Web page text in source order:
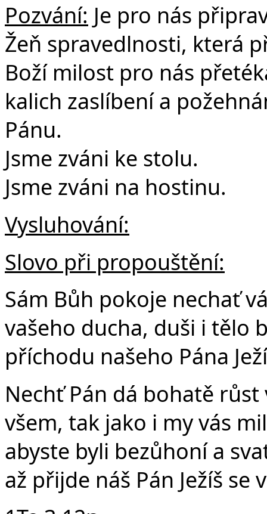
Pozvání: Je pro nás
Žeň spravedlnosti, která
Boží milost pro nás
kalich zaslíbení a
Pánu.
Jsme zváni ke stolu.
Jsme zváni na hostinu.
Vysluhování:
Slovo při propouštění:
Sám Bůh pokoje nechať
vašeho ducha, duši i tělo
příchodu našeho Pána
Nechť Pán dá bohatě růst
všem, tak jako i my vás
abyste byli bezůhoní a
až přijde náš Pán Ježíš se